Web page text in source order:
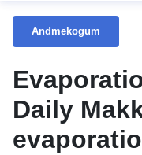
Andmekogum
Daily